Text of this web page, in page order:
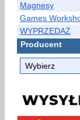
Magnesy
Games
WYPRZEDAŻ
Producent